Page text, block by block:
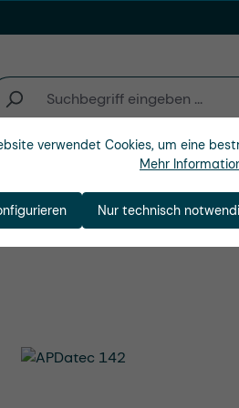
Unternehmen
verwendet Cookies, um eine
Mehr
Nur technisch